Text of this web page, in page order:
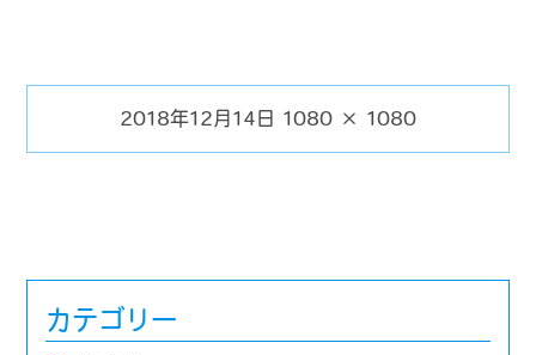
投
稿
2018年12月14日
フ
ル
1080 × 1080
カテゴリー